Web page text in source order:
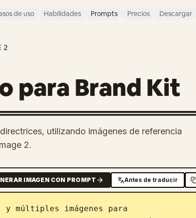
de uso Habilidades Prompts Precios Descargar
2
para Brand Kit
utilizando imágenes de referencia
2.
IMAGEN CON PROMPT Antes de traducir
y múltiples imágenes para